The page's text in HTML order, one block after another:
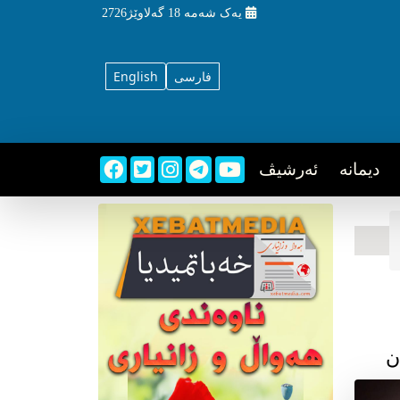
یه‌ک شه‌مه‌ 18 گه‌لاوێژ2726
English فارسی
دیمانه ئه‌رشیڤ